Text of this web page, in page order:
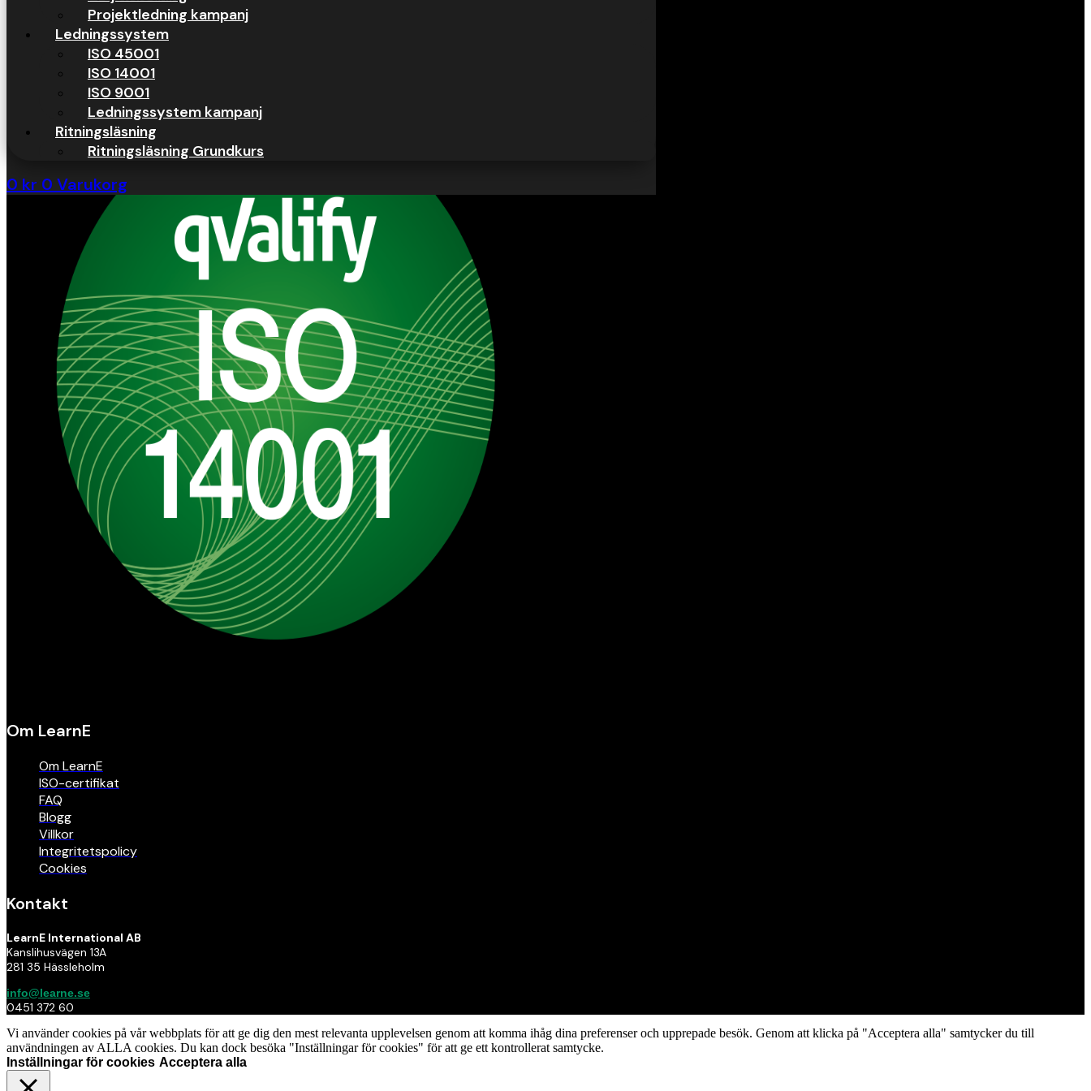
Projektledning kampanj
Ledningssystem
ISO 45001
ISO 14001
ISO 9001
Ledningssystem kampanj
Ritningsläsning
Ritningsläsning Grundkurs
0 kr 0 Varukorg
Om LearnE
Om LearnE
ISO-certifikat
FAQ
Blogg
Villkor
Integritetspolicy
Cookies
Kontakt
LearnE International AB
Kanslihusvägen 13A
281 35 Hässleholm
info@learne.se
0451 372 60
Vi använder cookies på vår webbplats för att ge dig den mest relevanta upplevelsen genom att komma ihåg dina preferenser och upprepade besök. Genom att klicka på "Acceptera alla" samtycker du till
användningen av ALLA cookies. Du kan dock besöka "Inställningar för cookies" för att ge ett kontrollerat samtycke.
Inställningar för cookies Acceptera alla